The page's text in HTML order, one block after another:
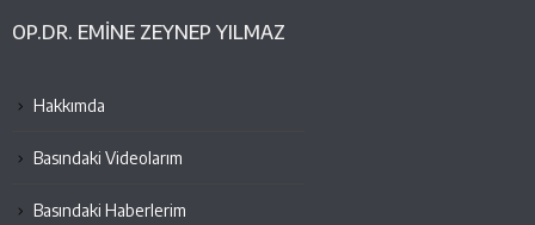
OP.DR. EMINE ZEYNEP YILMAZ
Hakkımda
Basındaki Videolarım
Basındaki Haberlerim